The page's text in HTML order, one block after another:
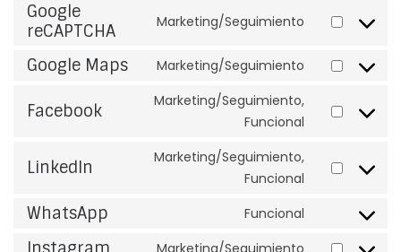
Google
reCAPTCHA
Marketing/Seguimiento Consent to
Google Maps Marketing/Seguimiento Consent to
Facebook
Marketing/Seguimiento,
Funcional
Consent to
LinkedIn
Marketing/Seguimiento,
Funcional
Consent to
WhatsApp Funcional Consent to